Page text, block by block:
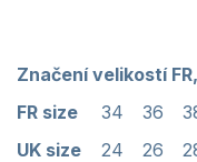
Značení velikostí
FR size
34 36
UK size
24 26